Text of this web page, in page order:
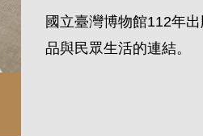
國立臺灣博物館112年
品與民眾生活的連結。